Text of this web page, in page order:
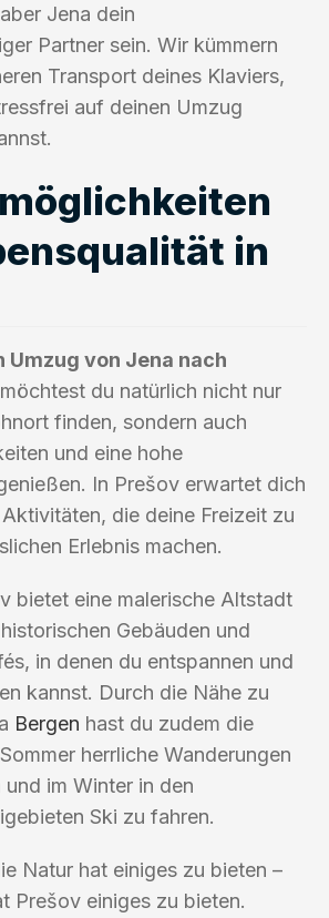
Jena dein
Partner sein. Wir kümmern
Transport deines Klaviers,
auf deinen Umzug
in
Umzug von Jena nach
du natürlich nicht nur
finden, sondern auch
und eine hohe
In Prešov erwartet dich
die deine Freizeit zu
Erlebnis machen.
bietet eine malerische Altstadt
Gebäuden und
in denen du entspannen und
kannst. Durch die Nähe zu
Bergen hast du zudem die
herrliche Wanderungen
und im Winter in den
Ski zu fahren.
Natur hat einiges zu bieten –
Prešov einiges zu bieten.